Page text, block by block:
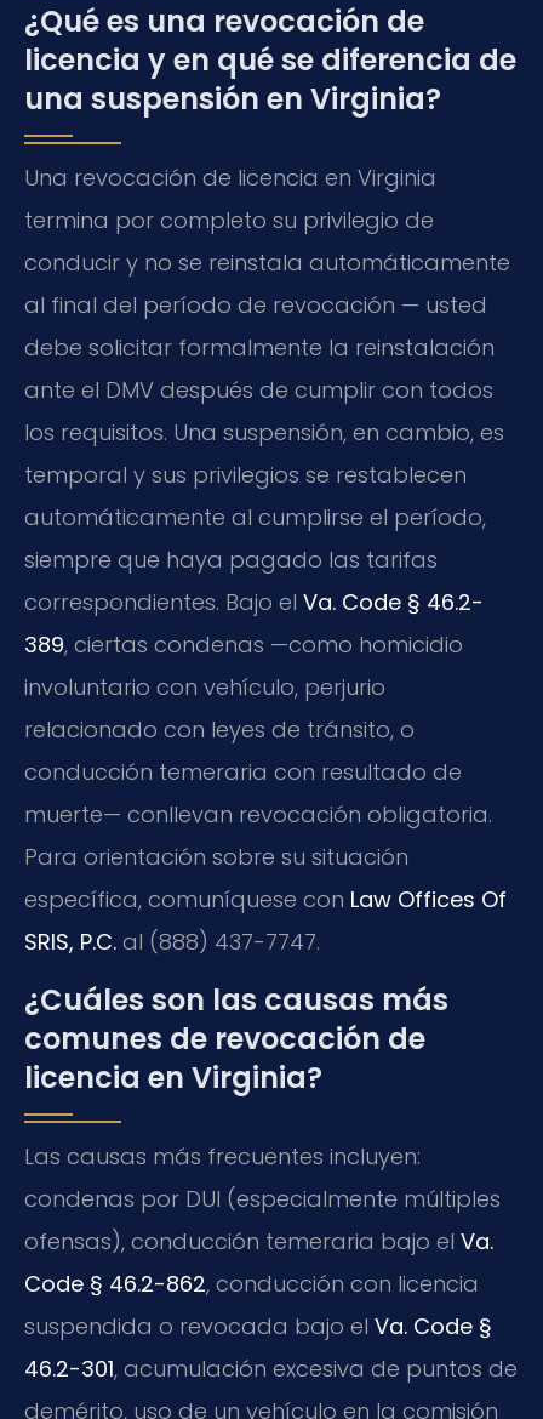
¿Qué es una revocación de
licencia y en qué se diferencia de
una suspensión en Virginia?
Una revocación de licencia en Virginia
termina por completo su privilegio de
conducir y no se reinstala automáticamente
al final del período de revocación — usted
debe solicitar formalmente la reinstalación
ante el DMV después de cumplir con todos
los requisitos. Una suspensión, en cambio, es
temporal y sus privilegios se restablecen
automáticamente al cumplirse el período,
siempre que haya pagado las tarifas
correspondientes. Bajo el Va. Code § 46.2-
389, ciertas condenas —como homicidio
involuntario con vehículo, perjurio
relacionado con leyes de tránsito, o
conducción temeraria con resultado de
muerte— conllevan revocación obligatoria.
Para orientación sobre su situación
específica, comuníquese con Law Offices Of
SRIS, P.C. al (888) 437-7747.
¿Cuáles son las causas más
comunes de revocación de
licencia en Virginia?
Las causas más frecuentes incluyen:
condenas por DUI (especialmente múltiples
ofensas), conducción temeraria bajo el Va.
Code § 46.2-862, conducción con licencia
suspendida o revocada bajo el Va. Code §
46.2-301, acumulación excesiva de puntos de
demérito, uso de un vehículo en la comisión